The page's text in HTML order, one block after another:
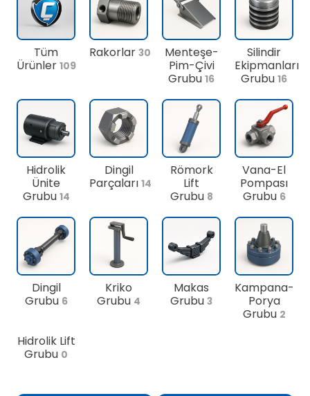
Tüm
Ürünler 109
Rakorlar 30
Menteşe-
Pim-Çivi
Grubu 16
Silindir
Ekipmanları
Grubu 16
Hidrolik
Ünite
Grubu 14
Dingil
Parçaları 14
Römork
Lift
Grubu 8
Vana-El
Pompası
Grubu 6
Dingil
Grubu 6
Kriko
Grubu 4
Makas
Grubu 3
Kampana-
Porya
Grubu 2
Hidrolik Lift
Grubu 0